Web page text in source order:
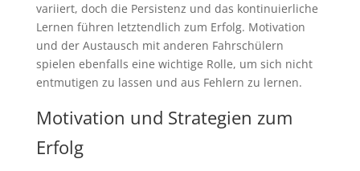
variiert, doch die Persistenz und das kontinuierliche
Lernen führen letztendlich zum Erfolg. Motivation
und der Austausch mit anderen Fahrschülern
spielen ebenfalls eine wichtige Rolle, um sich nicht
entmutigen zu lassen und aus Fehlern zu lernen.
Motivation und Strategien zum
Erfolg